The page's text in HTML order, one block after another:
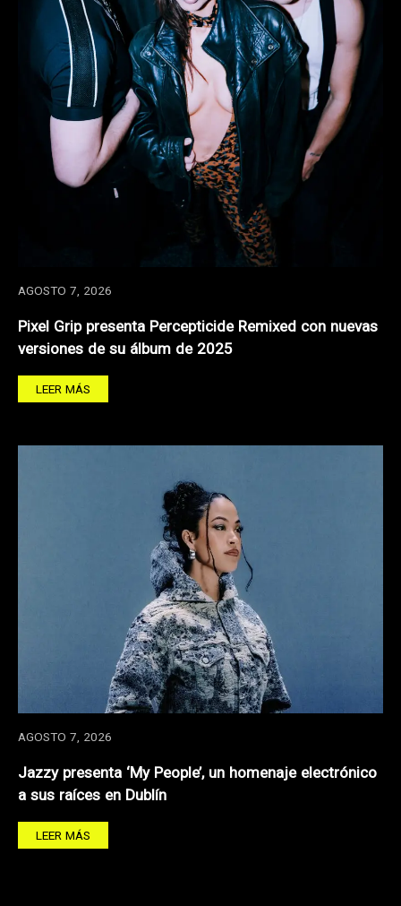
AGOSTO 7, 2026
Pixel Grip presenta Percepticide Remixed con nuevas
versiones de su álbum de 2025
LEER MÁS
AGOSTO 7, 2026
Jazzy presenta ‘My People’, un homenaje electrónico
a sus raíces en Dublín
LEER MÁS